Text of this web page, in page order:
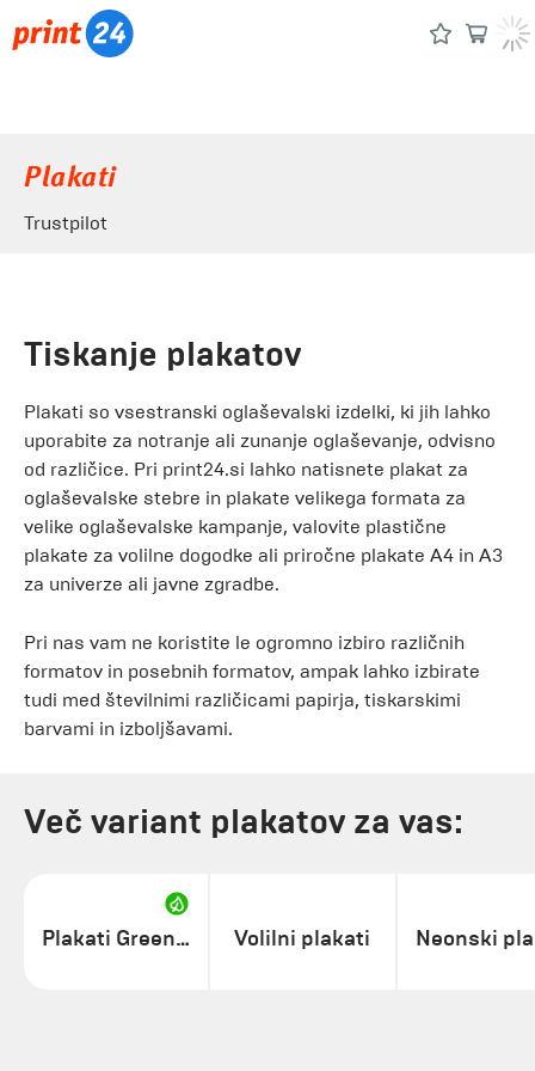
Plakati
Trustpilot
Tiskanje plakatov
Plakati so vsestranski oglaševalski izdelki, ki jih lahko
uporabite za notranje ali zunanje oglaševanje, odvisno
od različice. Pri print24.si lahko natisnete plakat za
oglaševalske stebre in plakate velikega formata za
velike oglaševalske kampanje, valovite plastične
plakate za volilne dogodke ali priročne plakate A4 in A3
za univerze ali javne zgradbe.
Pri nas vam ne koristite le ogromno izbiro različnih
formatov in posebnih formatov, ampak lahko izbirate
tudi med številnimi različicami papirja, tiskarskimi
barvami in izboljšavami.
Več variant plakatov za vas:
Plakati GreenLine Volilni plakati